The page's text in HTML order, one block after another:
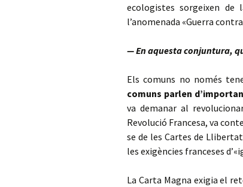
ecologistes sorgeixen de
l’anomenada «Guerra
— En aquesta conjuntura,
Els comuns no només
comuns parlen
va demanar al
Revolució Francesa, va
se de les Cartes de
les exigències franceses
La Carta Magna exigia el